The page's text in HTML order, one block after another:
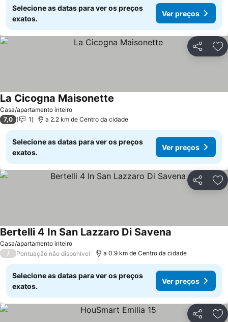
Selecione as datas para ver os preços
exatos.
Ver preços
Partilhar
Casa/apartamento inteiro
La Cicogna Maisonette
7,0 1 a 2.2 km de Centro da cidade
Selecione as datas para ver os preços
exatos.
Ver preços
Partilhar
Casa/apartamento inteiro
Bertelli 4 In San Lazzaro Di Savena
/ Pontuação não disponível a 0.9 km de Centro da cidade
Selecione as datas para ver os preços
exatos.
Ver preços
Partilhar